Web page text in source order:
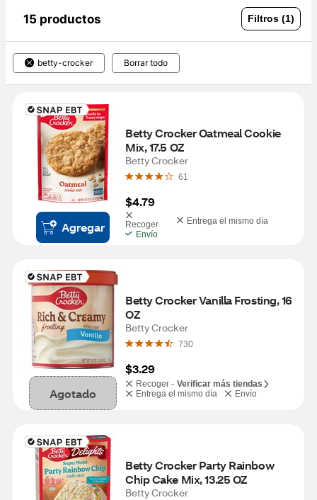
15 productos Filtros (1)
betty-crocker Borrar todo
Agregar
Betty Crocker Oatmeal Cookie
Mix, 17.5 OZ
Betty Crocker
61
$4.79
Recoger
Entrega el mismo día
Envío
Agotado
Betty Crocker Vanilla Frosting, 16
OZ
Betty Crocker
730
$3.29
Recoger - Verificar más tiendas
Entrega el mismo día
Envío
Betty Crocker Party Rainbow
Chip Cake Mix, 13.25 OZ
Betty Crocker